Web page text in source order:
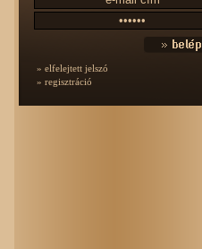
» elfelejtett jelszó
» regisztráció